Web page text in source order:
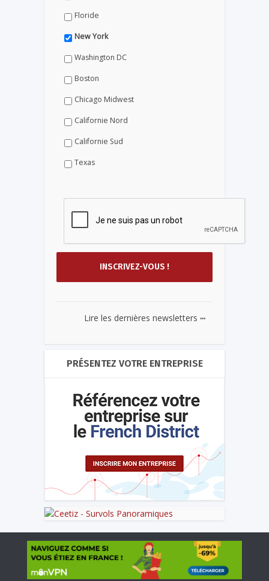
Floride
New York
Washington DC
Boston
Chicago Midwest
Californie Nord
Californie Sud
Texas
Lire les dernières newsletters ...
PRÉSENTEZ VOTRE ENTREPRISE